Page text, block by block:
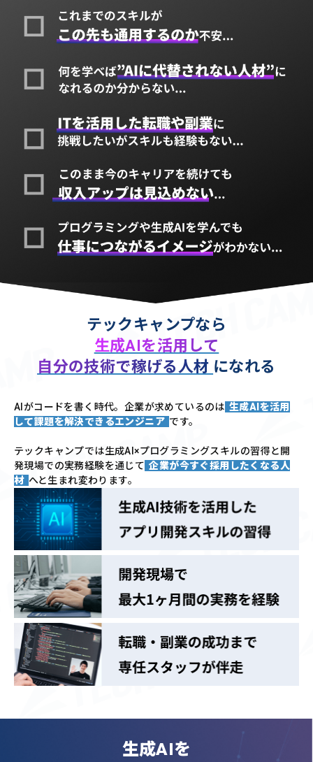
テックキャンプなら
生成AIを活用して
自分の技術で稼げる人材 になれる
AIがコードを書く時代。企業が求めているのは 生成AIを活用
して課題を解決できるエンジニア です。
テックキャンプでは生成AI×プログラミングスキルの習得と開
発現場での実務経験を通じて 企業が今すぐ採用したくなる人
材 へと生まれ変わります。
生成AIを